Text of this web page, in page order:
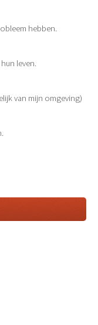
hebben.
leven.
van mijn omgeving)